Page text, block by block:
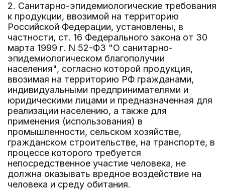
2. Санитарно-эпидемиологические требования
к продукции, ввозимой на территорию
Российской Федерации, установлены, в
частности, ст. 16 Федерального закона от 30
марта 1999 г. N 52-ФЗ "О санитарно-
эпидемиологическом благополучии
населения", согласно которой продукция,
ввозимая на территорию РФ гражданами,
индивидуальными предпринимателями и
юридическими лицами и предназначенная для
реализации населению, а также для
применения (использования) в
промышленности, сельском хозяйстве,
гражданском строительстве, на транспорте, в
процессе которого требуется
непосредственное участие человека, не
должна оказывать вредное воздействие на
человека и среду обитания.